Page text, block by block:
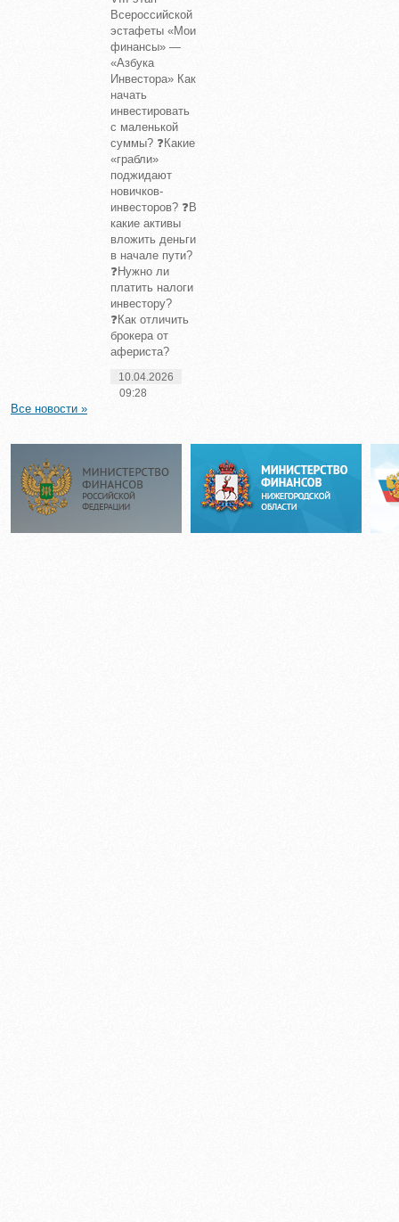
Всероссийской
эстафеты «Мои
финансы» —
«Азбука
Инвестора» Как
начать
инвестировать
с маленькой
суммы? ❓Какие
«грабли»
поджидают
новичков-
инвесторов? ❓В
какие активы
вложить деньги
в начале пути?
❓Нужно ли
платить налоги
инвестору?
❓Как отличить
брокера от
афериста?
10.04.2026
09:28
Все новости »